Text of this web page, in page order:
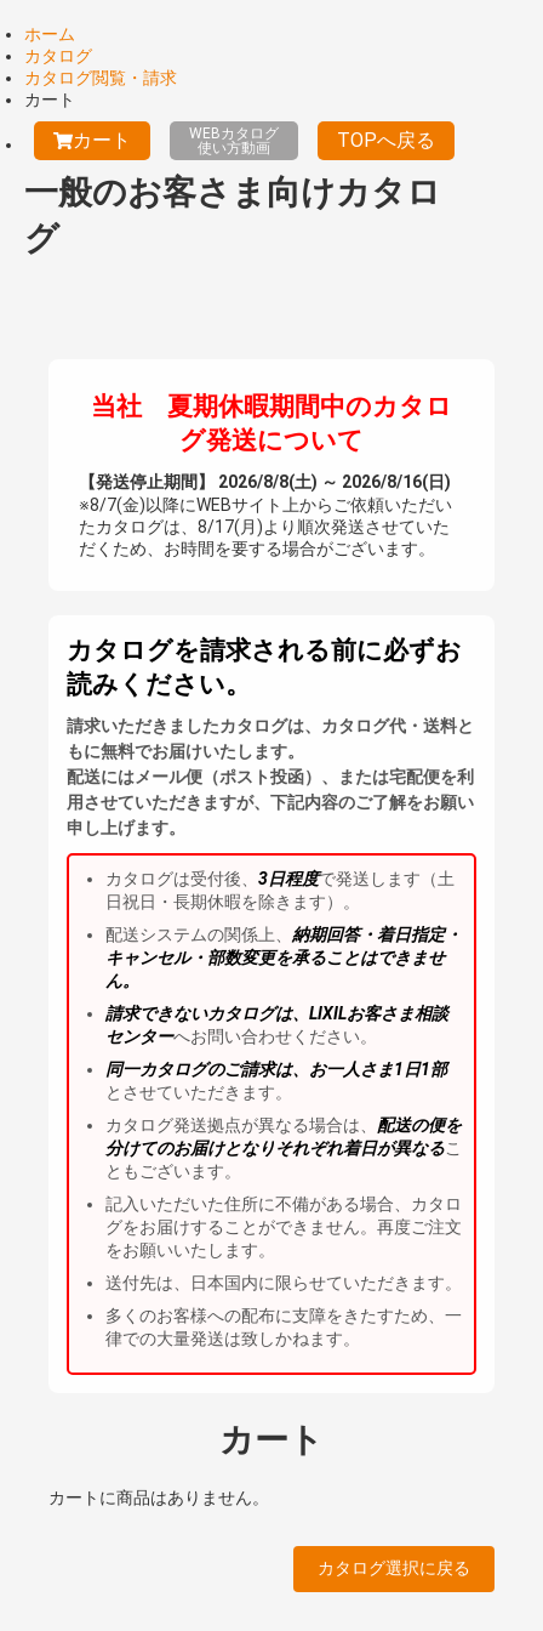
ホーム
カタログ
カタログ閲覧・請求
カート
カート
WEBカタログ
使い方動画
TOPへ戻る
一般のお客さま向けカタロ
グ
当社 夏期休暇期間中のカタロ
グ発送について
【発送停止期間】 2026/8/8(土) ～ 2026/8/16(日)
※8/7(金)以降にWEBサイト上からご依頼いただい
たカタログは、8/17(月)より順次発送させていた
だくため、お時間を要する場合がございます。
カタログを請求される前に必ずお
読みください。
請求いただきましたカタログは、カタログ代・送料と
もに無料でお届けいたします。
配送にはメール便（ポスト投函）、または宅配便を利
用させていただきますが、下記内容のご了解をお願い
申し上げます。
カタログは受付後、 3日程度で発送します（土
日祝日・長期休暇を除きます）。
配送システムの関係上、 納期回答・着日指定・
キャンセル・部数変更を承ることはできませ
ん。
請求できないカタログは、LIXILお客さま相談
センターへお問い合わせください。
同一カタログのご請求は、お一人さま1日1部
とさせていただきます。
カタログ発送拠点が異なる場合は、 配送の便を
分けてのお届けとなりそれぞれ着日が異なるこ
ともございます。
記入いただいた住所に不備がある場合、カタロ
グをお届けすることができません。再度ご注文
をお願いいたします。
送付先は、日本国内に限らせていただきます。
多くのお客様への配布に支障をきたすため、一
律での大量発送は致しかねます。
カート
カートに商品はありません。
カタログ選択に戻る